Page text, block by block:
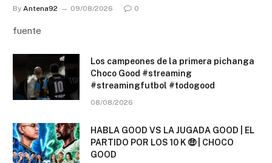
By Antena92 09/08/2026 0
fuente
Los campeones de la primera pichanga
Choco Good #streaming
#streamingfutbol #todogood
08/08/2026
HABLA GOOD VS LA JUGADA GOOD | EL
PARTIDO POR LOS 10 K 🤑 | CHOCO
GOOD